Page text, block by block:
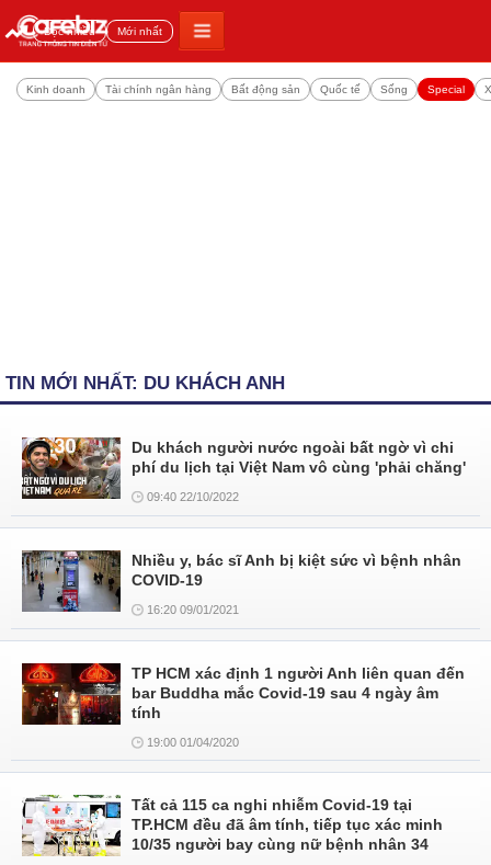
Đọc nhiều Mới nhất
Kinh doanh Tài chính ngân hàng Bất động sản Quốc tế Sống Special
TIN MỚI NHẤT: DU KHÁCH ANH
Du khách người nước ngoài bất ngờ vì chi
phí du lịch tại Việt Nam vô cùng 'phải chăng'
09:40 22/10/2022
Nhiều y, bác sĩ Anh bị kiệt sức vì bệnh nhân
COVID-19
16:20 09/01/2021
TP HCM xác định 1 người Anh liên quan đến
bar Buddha mắc Covid-19 sau 4 ngày âm
tính
19:00 01/04/2020
Tất cả 115 ca nghi nhiễm Covid-19 tại
TP.HCM đều đã âm tính, tiếp tục xác minh
10/35 người bay cùng nữ bệnh nhân 34